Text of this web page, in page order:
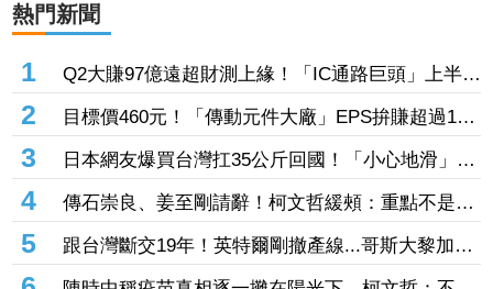
熱門新聞
1
Q2大賺97億遠超財測上緣！「IC通路巨頭」上半年
EPS站上13元 工業與AI應用需求持續復甦加持
2
目標價460元！「傳動元件大廠」EPS拚賺超過1股
本 半導體設備需求爆發、漲價有戲
3
日本網友爆買台灣扛35公斤回國！「小心地滑」告
示牌也帶走 3萬人笑翻
4
傳石崇良、姜至剛請辭！柯文哲緩頰：重點不是誰
下台 是致癌物從哪來、油流去哪
5
跟台灣斷交19年！英特爾剛撤產線...哥斯大黎加連
2年來台參展搶半導體商機